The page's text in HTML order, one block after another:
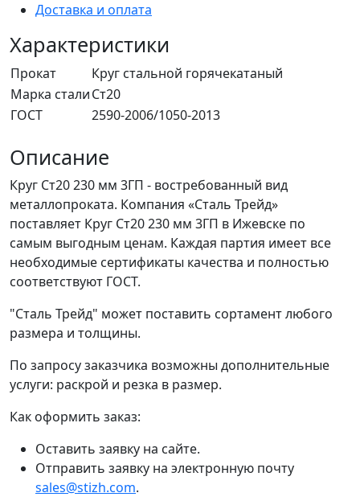
Доставка и оплата
Характеристики
Прокат
Круг стальной горячекатаный
Марка сталиСт20
ГОСТ
2590-2006/1050-2013
Описание
Круг Ст20 230 мм 3ГП - востребованный вид
металлопроката. Компания «Сталь Трейд»
поставляет Круг Ст20 230 мм 3ГП в Ижевске по
самым выгодным ценам. Каждая партия имеет все
необходимые сертификаты качества и полностью
соответствуют ГОСТ.
"Сталь Трейд" может поставить сортамент любого
размера и толщины.
По запросу заказчика возможны дополнительные
услуги: раскрой и резка в размер.
Как оформить заказ:
Оставить заявку на сайте.
Отправить заявку на электронную почту
sales@stizh.com.